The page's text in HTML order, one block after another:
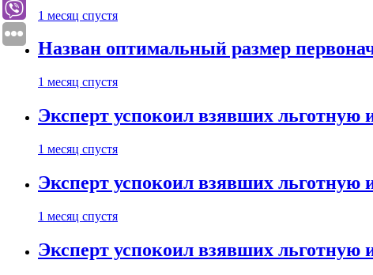
1 месяц спустя
Назван оптимальный размер
1 месяц спустя
Эксперт успокоил взявших льготную
1 месяц спустя
Эксперт успокоил взявших льготную
1 месяц спустя
Эксперт успокоил взявших льготную